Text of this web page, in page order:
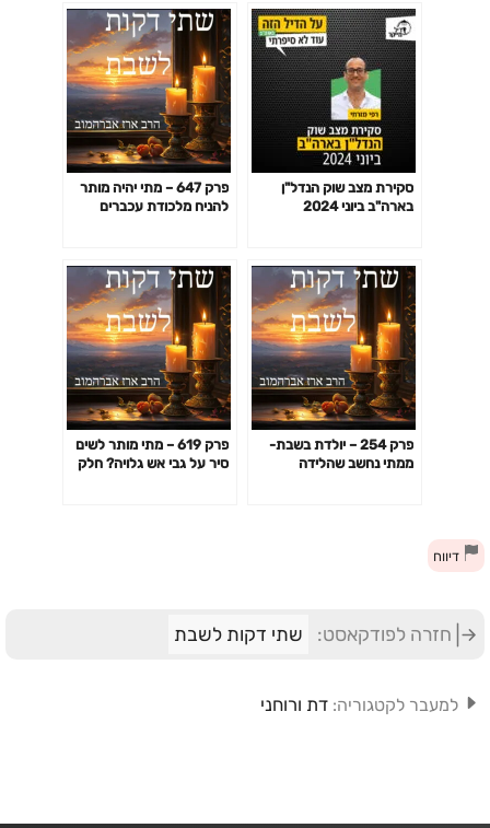
סקירת מצב שוק הנדל"ן
בארה"ב ביוני 2024
פרק 647 – מתי יהיה מותר
להניח מלכודת עכברים
פרק 254 – יולדת בשבת-
ממתי נחשב שהלידה
פרק 619 – מתי מותר לשים
סיר על גבי אש גלויה? חלק
דיווח
חזרה לפודקאסט: שתי דקות לשבת
למעבר לקטגוריה: דת ורוחני